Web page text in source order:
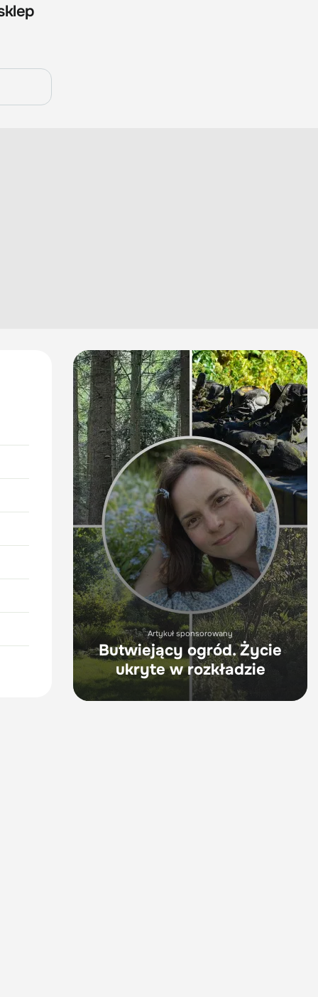
Artykuł sponsorowany
Butwiejący ogród. Życie
ukryte w rozkładzie